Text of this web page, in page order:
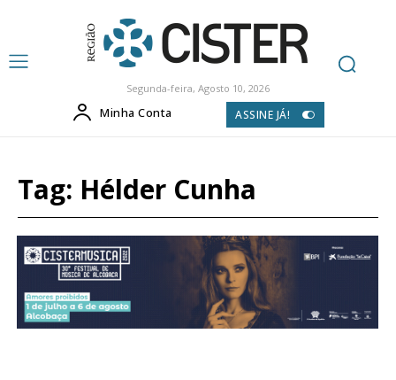
Segunda-feira, Agosto 10, 2026
Minha Conta ASSINE JÁ!
Tag: Hélder Cunha